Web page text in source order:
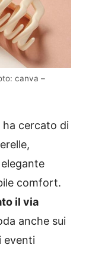
canva –
ha cercato di
comfort.
il via
anche sui
eventi